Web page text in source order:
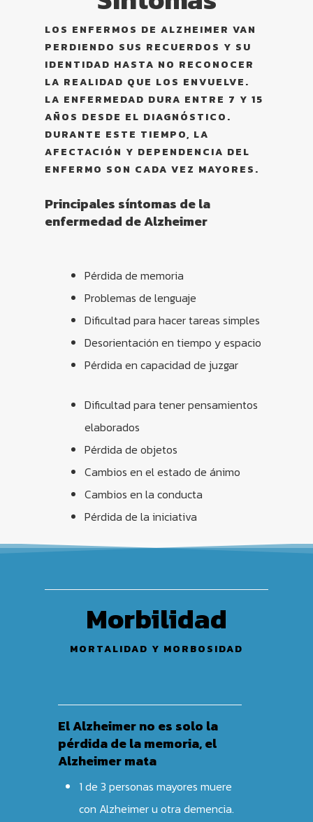
LOS ENFERMOS DE ALZHEIMER VAN
PERDIENDO SUS RECUERDOS Y SU
IDENTIDAD HASTA NO RECONOCER
LA REALIDAD QUE LOS ENVUELVE.
LA ENFERMEDAD DURA ENTRE 7 Y 15
AÑOS DESDE EL DIAGNÓSTICO.
DURANTE ESTE TIEMPO, LA
AFECTACIÓN Y DEPENDENCIA DEL
ENFERMO SON CADA VEZ MAYORES.
Principales síntomas de la
enfermedad de Alzheimer
Pérdida de memoria
Problemas de lenguaje
Dificultad para hacer tareas simples
Desorientación en tiempo y espacio
Pérdida en capacidad de juzgar
Dificultad para tener pensamientos
elaborados
Pérdida de objetos
Cambios en el estado de ánimo
Cambios en la conducta
Pérdida de la iniciativa
Morbilidad
MORTALIDAD Y MORBOSIDAD
El Alzheimer no es solo la
pérdida de la memoria, el
Alzheimer mata
1 de 3 personas mayores muere
con Alzheimer u otra demencia.